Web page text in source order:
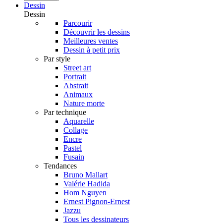
Dessin
Dessin
Parcourir
Découvrir les dessins
Meilleures ventes
Dessin à petit prix
Par style
Street art
Portrait
Abstrait
Animaux
Nature morte
Par technique
Aquarelle
Collage
Encre
Pastel
Fusain
Tendances
Bruno Mallart
Valérie Hadida
Hom Nguyen
Ernest Pignon-Ernest
Jazzu
Tous les dessinateurs